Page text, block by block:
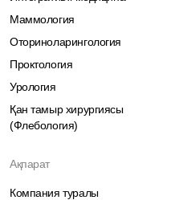
Маммология
Оториноларингология
Проктология
Урология
Қан тамыр хирургиясы
(Флебология)
Ақпарат
Компания туралы